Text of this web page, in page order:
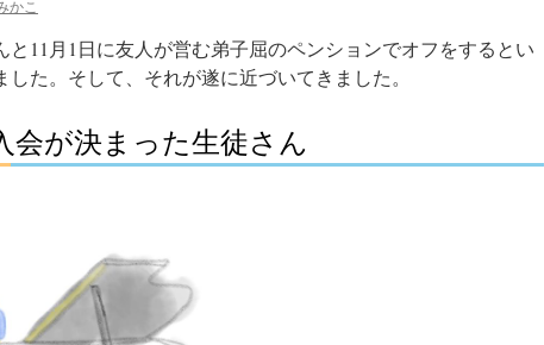
かこ
と11月1日に友人が営む弟子屈のペンションでオフをするとい
た。そして、それが遂に近づいてきました。
会が決まった生徒さん